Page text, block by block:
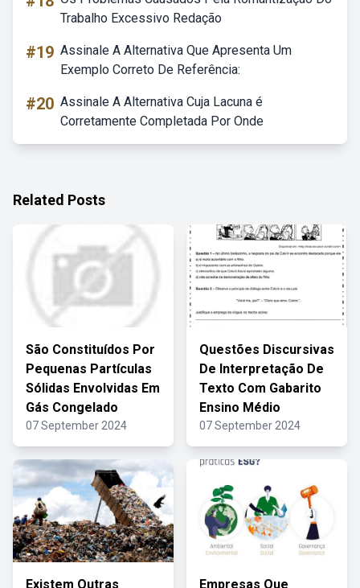
Trabalho Excessivo Redação
#19 Assinale A Alternativa Que Apresenta Um
Exemplo Correto De Referência:
#20 Assinale A Alternativa Cuja Lacuna é
Corretamente Completada Por Onde
Related Posts
São Constituídos Por
Pequenas Partículas
Sólidas Envolvidas Em
Gás Congelado
07 September 2024
Questões Discursivas
De Interpretação De
Texto Com Gabarito
Ensino Médio
07 September 2024
Existem Outras Empresas Que